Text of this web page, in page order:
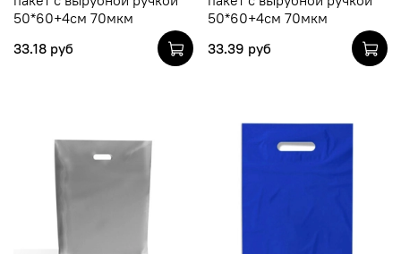
50*60+4см 70мкм
33.18 руб
50*60+4см 70мкм
33.39 руб